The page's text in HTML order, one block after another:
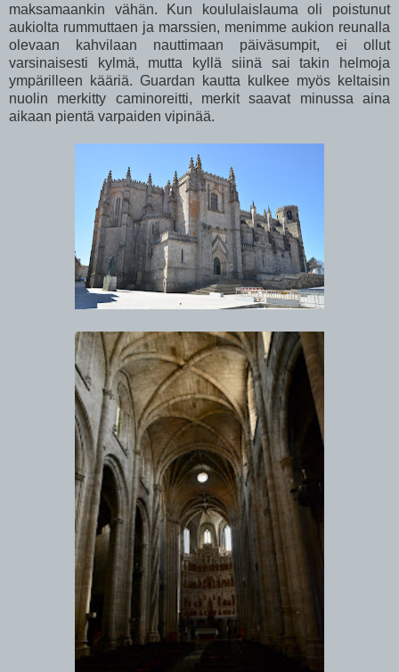
maksamaankin vähän. Kun koululaislauma oli poistunut
aukiolta rummuttaen ja marssien, menimme aukion reunalla
olevaan kahvilaan nauttimaan päiväsumpit, ei ollut
varsinaisesti kylmä, mutta kyllä siinä sai takin helmoja
ympärilleen kääriä. Guardan kautta kulkee myös keltaisin
nuolin merkitty caminoreitti, merkit saavat minussa aina
aikaan pientä varpaiden vipinää.